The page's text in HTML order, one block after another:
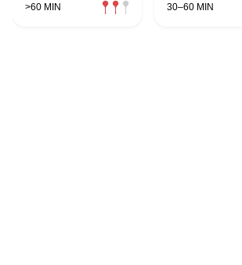
>60 MIN 30–60 MIN